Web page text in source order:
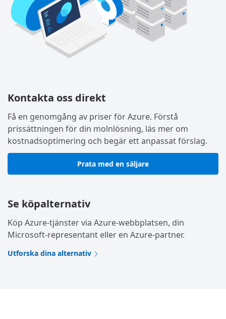
Kontakta oss direkt
Få en genomgång av priser för Azure. Förstå
prissättningen för din molnlösning, läs mer om
kostnadsoptimering och begär ett anpassat förslag.
Prata med en säljare
Se köpalternativ
Köp Azure-tjänster via Azure-webbplatsen, din
Microsoft-representant eller en Azure-partner.
Utforska dina alternativ